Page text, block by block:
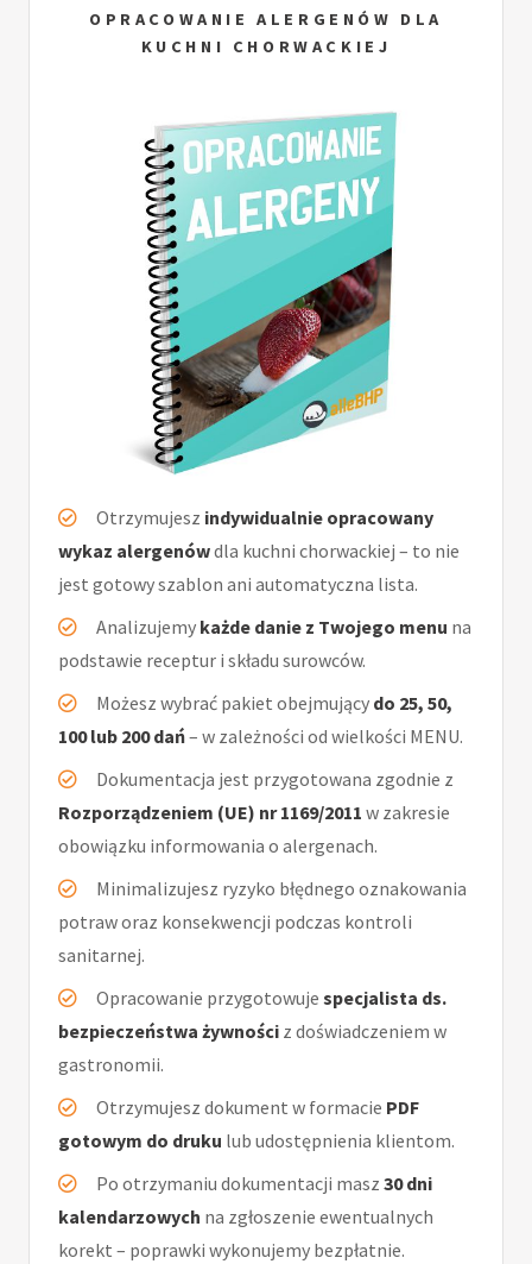
OPRACOWANIE ALERGENÓW DLA
KUCHNI CHORWACKIEJ
Otrzymujesz indywidualnie opracowany
wykaz alergenówdla kuchni chorwackiej – to nie
jest gotowy szablon ani automatyczna lista.
Analizujemy każde danie z Twojego menu na
podstawie receptur i składu surowców.
Możesz wybrać pakiet obejmujący do 25, 50,
100 lub 200 dań– w zależności od wielkości MENU.
Dokumentacja jest przygotowana zgodnie z
Rozporządzeniem (UE) nr 1169/2011 w zakresie
obowiązku informowania o alergenach.
Minimalizujesz ryzyko błędnego oznakowania
potraw oraz konsekwencji podczas kontroli
sanitarnej.
Opracowanie przygotowuje specjalista ds.
bezpieczeństwa żywności z doświadczeniem w
gastronomii.
Otrzymujesz dokument w formacie PDF
gotowym do druku lub udostępnienia klientom.
Po otrzymaniu dokumentacji masz 30 dni
kalendarzowych na zgłoszenie ewentualnych
korekt – poprawki wykonujemy bezpłatnie.